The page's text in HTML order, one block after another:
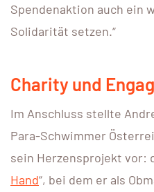
Spendenaktion auch ein
Solidarität setzen.“
Charity und
Im Anschluss stellte
Para-Schwimmer
sein Herzensprojekt vor:
Hand“, bei dem er als